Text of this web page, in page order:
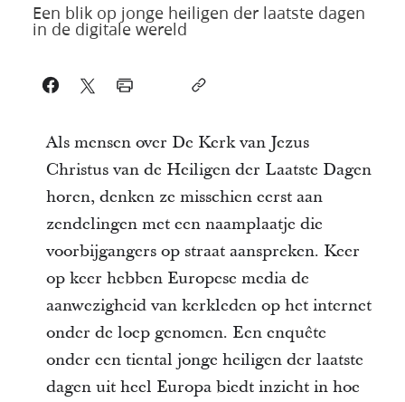
Een blik op jonge heiligen der laatste dagen
in de digitale wereld
Als mensen over De Kerk van Jezus
Christus van de Heiligen der Laatste Dagen
horen, denken ze misschien eerst aan
zendelingen met een naamplaatje die
voorbijgangers op straat aanspreken. Keer
op keer hebben Europese media de
aanwezigheid van kerkleden op het internet
onder de loep genomen. Een enquête
onder een tiental jonge heiligen der laatste
dagen uit heel Europa biedt inzicht in hoe